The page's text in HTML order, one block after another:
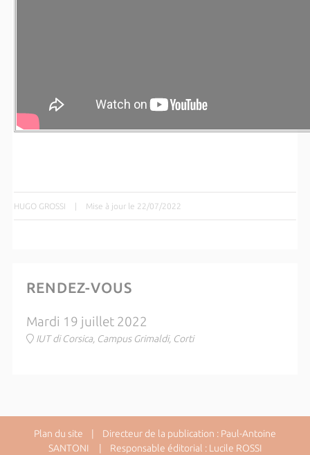
HUGO GROSSI Mise à jour le 22/07/2022
RENDEZ-VOUS
Mardi 19 juillet 2022
IUT di Corsica, Campus Grimaldi, Corti
Plan du site | Directeur de la publication : Paul-Antoine
SANTONI | Responsable éditorial : Lucile ROSSI